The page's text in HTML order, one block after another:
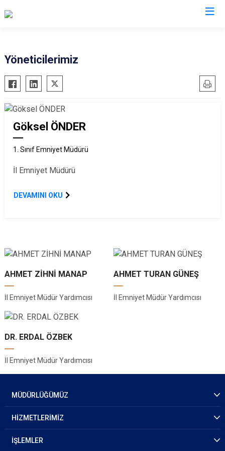
Yöneticilerimiz
Göksel ÖNDER
1. Sınıf Emniyet Müdürü
İl Emniyet Müdürü
DEVAMINI OKU
AHMET ZİHNİ MANAP
İl Emniyet Müdür Yardımcısı
AHMET TURAN GÜNEŞ
İl Emniyet Müdür Yardımcısı
DR. ERDAL ÖZBEK
İl Emniyet Müdür Yardımcısı
MÜDÜRLÜĞÜMÜZ
HİZMETLERİMİZ
İŞLEMLER